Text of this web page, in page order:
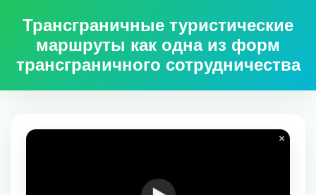
Трансграничные туристические
маршруты как одна из форм
трансграничного сотрудничества